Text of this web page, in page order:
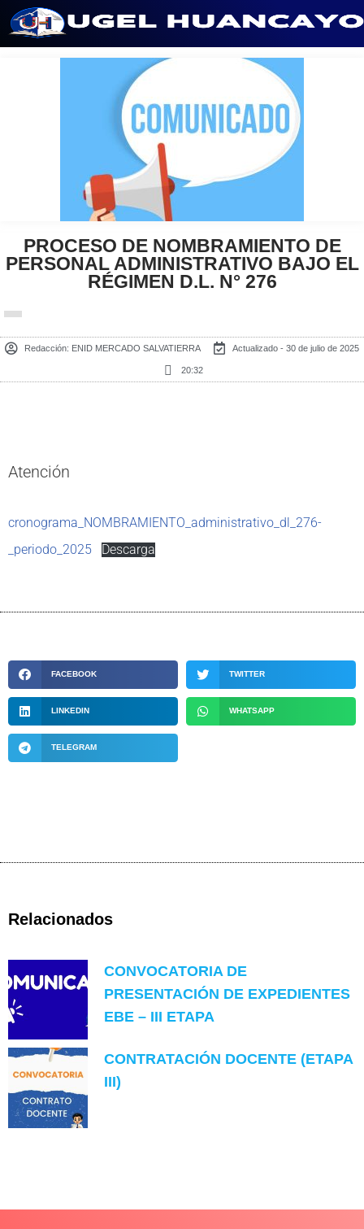
PROCESO DE NOMBRAMIENTO DE
PERSONAL ADMINISTRATIVO BAJO EL
RÉGIMEN D.L. N° 276
Redacción: ENID MERCADO SALVATIERRA Actualizado - 30 de julio de 2025
20:32
Atención
cronograma_NOMBRAMIENTO_administrativo_dl_276-
_periodo_2025
Descarga
FACEBOOK TWITTER
LINKEDIN WHATSAPP
TELEGRAM
Relacionados
CONVOCATORIA DE
PRESENTACIÓN DE EXPEDIENTES
EBE – III ETAPA
CONTRATACIÓN DOCENTE (ETAPA
III)